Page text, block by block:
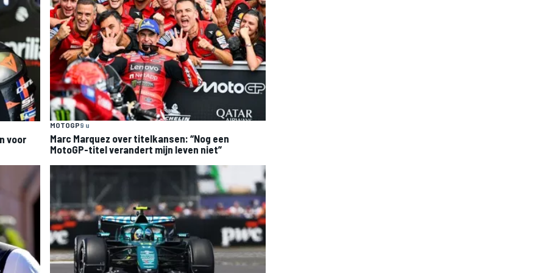
voor
MOTOGP9 u
Marc Marquez over titelkansen: “Nog een
MotoGP-titel verandert mijn leven niet”